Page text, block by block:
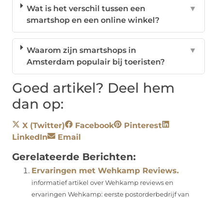
Wat is het verschil tussen een
smartshop en een online winkel?
▼
Waarom zijn smartshops in
Amsterdam populair bij toeristen?
▼
Goed artikel? Deel hem
dan op:
X (Twitter) Facebook
Pinterest
LinkedIn
Email
Gerelateerde Berichten:
Ervaringen met Wehkamp Reviews.
informatief artikel over Wehkamp reviews en
ervaringen Wehkamp: eerste postorderbedrijf van